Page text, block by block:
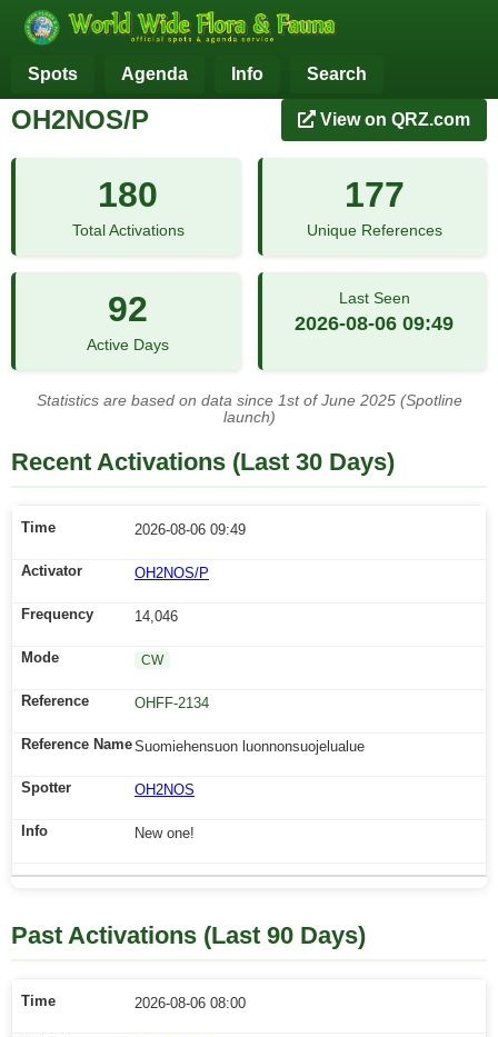
Spots Agenda Info Search
OH2NOS/P View on QRZ.com
180
Total Activations
177
Unique References
92
Active Days
Last Seen
2026-08-06 09:49
Statistics are based on data since 1st of June 2025 (Spotline
launch)
Recent Activations (Last 30 Days)
2026-08-06 09:49
OH2NOS/P
14,046
CW
OHFF-2134
Suomiehensuon luonnonsuojelualue
OH2NOS
New one!
Past Activations (Last 90 Days)
2026-08-06 08:00